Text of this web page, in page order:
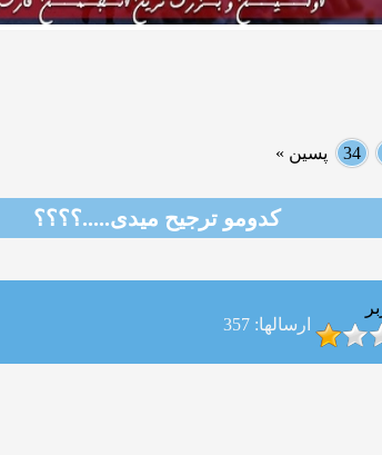
34 پسین »
كدومو ترجیح میدی.....؟؟؟؟
ارسالها: 357